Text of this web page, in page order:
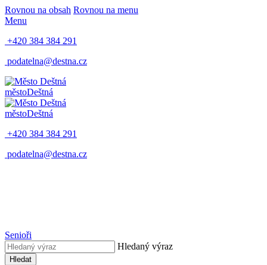
Rovnou na obsah Rovnou na menu
Menu
+420 384 384 291
podatelna@destna.cz
městoDeštná
městoDeštná
+420 384 384 291
podatelna@destna.cz
Senioři
Hledaný výraz
Hledat